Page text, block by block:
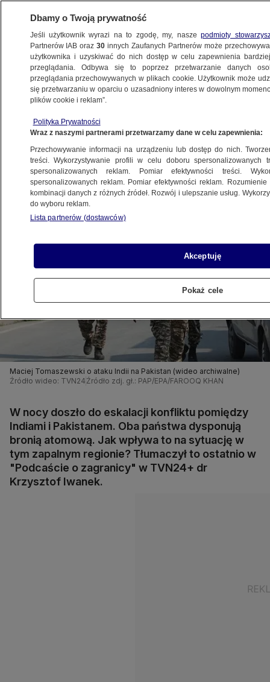
ŚWIAT
"ogranicza konflikt" Indii i Pakistanu
7.05.2025, 13:54
Posłuchaj artykułu
Czyta lektor AI
Maciej Tomaszewski o ataku Indii na Pakistan (wideo archiwalne)
Źródło wideo: TVN24 Źródło zdj. gł.: PAP/EPA/FAROOQ KHAN
W nocy doszło do eskalacji konfliktu pomiędzy
Indiami i Pakistanem. Oba państwa dysponują
bronią atomową. Jak wpływa to na sytuację w
tym zapalnym regionie? Tłumaczył to ostatnio w
"Podcaście o zagranicy" w TVN24+ dr
Krzysztof Iwanek.
Dbamy o Twoją prywatność
Jeśli użytkownik wyrazi na to zgodę, my, naszepodmioty
Partnerów IAB oraz30 innych Zaufanych Partnerów może
użytkownika i uzyskiwać do nich dostęp w celu zapewnienia
przeglądania. Odbywa się to poprzez przetwarzanie danych
przeglądania przechowywanych w plikach cookie. Użytkownik może
się przetwarzaniu w oparciu o uzasadniony interes w dowolnym
plików cookie i reklam”.
Polityka Prywatności
Wraz z naszymi partnerami przetwarzamy dane w celu zapewnienia:
Przechowywanie informacji na urządzeniu lub dostęp do nich.
treści. Wykorzystywanie profili w celu doboru spersonalizowanych
spersonalizowanych reklam. Pomiar efektywności treści.
spersonalizowanych reklam. Pomiar efektywności reklam.
kombinacji danych z różnych źródeł. Rozwój i ulepszanie usług.
do wyboru reklam.
Lista partnerów (dostawców)
Akceptuję
Pokaż cele